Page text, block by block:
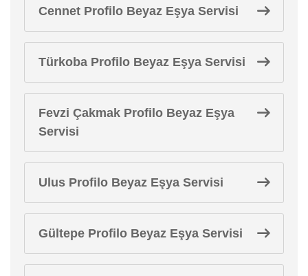
Cennet Profilo Beyaz Eşya Servisi
Türkoba Profilo Beyaz Eşya Servisi
Fevzi Çakmak Profilo Beyaz Eşya
Servisi
Ulus Profilo Beyaz Eşya Servisi
Gültepe Profilo Beyaz Eşya Servisi